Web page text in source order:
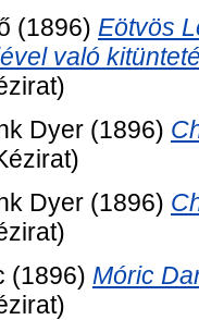
(1896) Eötvös
való
Dyer (1896)
Dyer (1896)
(1896) Móric